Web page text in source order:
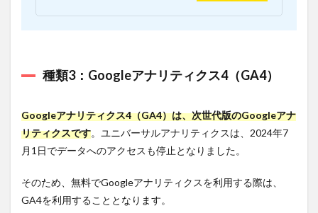
は両
るこ
とが
め！
4.1
おす
の理
由1：
GA4
種類3：Googleアナリティクス4（GA4）
Googleアナリティクス4（GA4）は、次世代版のGoogleアナ
リティクスです。ユニバーサルアナリティクスは、2024年7
月1日でデータへのアクセスも停止となりました。
そのため、無料でGoogleアナリティクスを利用する際は、
GA4を利用することとなります。